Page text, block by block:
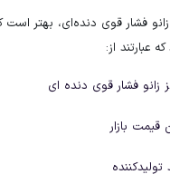
زانو فشار قوی دنده‌ای، بهتر
عبارتند از:
زانو فشار قوی دنده ای
قیمت بازار